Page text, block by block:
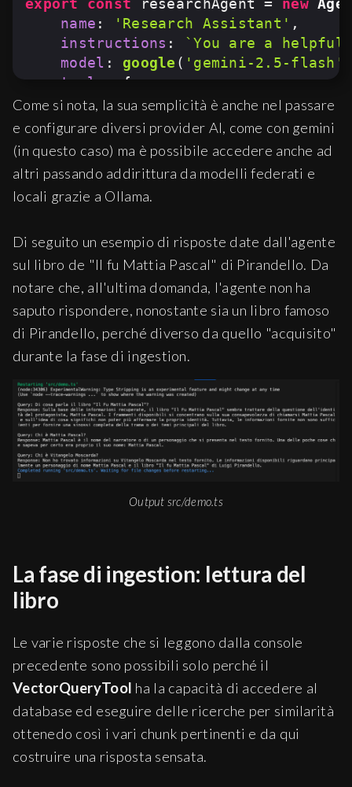
export const researchAgent = new
name : 'Research Assistant' ,
instructions : `You are a
model : google ( 'gemini-2.5-flash'
tools: {
        vectorQueryTool
      },
memory
storage: new LibSQLStore ({
url: 'file:./database/
    })
})
Come si nota, la sua semplicità è anche nel passare
e configurare diversi provider AI, come con gemini
(in questo caso) ma è possibile accedere anche ad
altri passando addirittura da modelli federati e
locali grazie a Ollama.
Di seguito un esempio di risposte date dall'agente
sul libro de "Il fu Mattia Pascal" di Pirandello. Da
notare che, all'ultima domanda, l'agente non ha
saputo rispondere, nonostante sia un libro famoso
di Pirandello, perché diverso da quello "acquisito"
durante la fase di ingestion.
Output src/demo.ts
La fase di ingestion: lettura del
libro
Le varie risposte che si leggono dalla console
precedente sono possibili solo perché il
VectorQueryTool ha la capacità di accedere al
database ed eseguire delle ricerche per similarità
ottenedo così i vari chunk pertinenti e da qui
costruire una risposta sensata.